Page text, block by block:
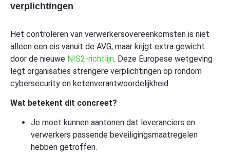
verplichtingen
Het controleren van verwerkersovereenkomsten is niet
alleen een eis vanuit de AVG, maar krijgt extra gewicht
door de nieuwe NIS2-richtlijn. Deze Europese wetgeving
legt organisaties strengere verplichtingen op rondom
cybersecurity en ketenverantwoordelijkheid.
Wat betekent dit concreet?
Je moet kunnen aantonen dat leveranciers en
verwerkers passende beveiligingsmaatregelen
hebben getroffen.